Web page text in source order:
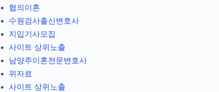
협의이혼
수원검사출신변호사
지입기사모집
사이트 상위노출
남양주이혼전문변호사
위자료
사이트 상위노출